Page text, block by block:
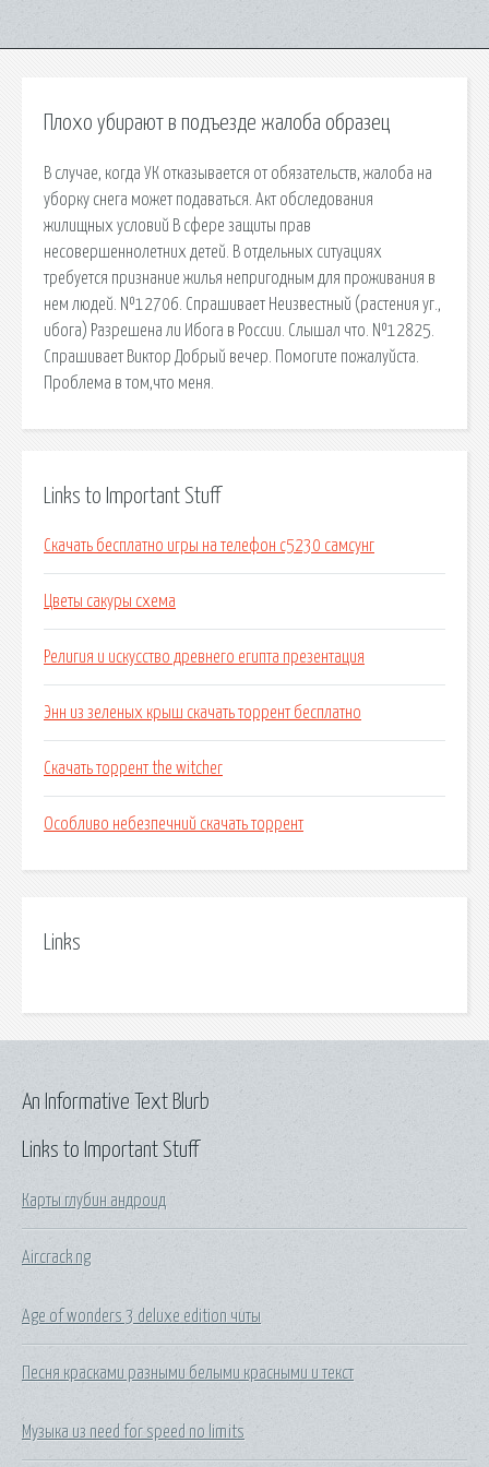
Плохо убирают в подъезде жалоба образец
В случае, когда УК отказывается от обязательств, жалоба на
уборку снега может подаваться. Акт обследования
жилищных условий В сфере защиты прав
несовершеннолетних детей. В отдельных ситуациях
требуется признание жилья непригодным для проживания в
нем людей. №12706. Спрашивает Неизвестный (растения уг.,
ибога) Разрешена ли Ибога в России. Слышал что. №12825.
Спрашивает Виктор Добрый вечер. Помогите пожалуйста.
Проблема в том,что меня.
Links to Important Stuff
Скачать бесплатно игры на телефон с5230 самсунг
Цветы сакуры схема
Религия и искусство древнего египта презентация
Энн из зеленых крыш скачать торрент бесплатно
Скачать торрент the witcher
Особливо небезпечний скачать торрент
Links
Links to Important Stuff
Карты глубин андроид
Aircrack ng
Age of wonders 3 deluxe edition читы
Песня красками разными белыми красными и текст
Музыка из need for speed no limits
An Informative Text Blurb